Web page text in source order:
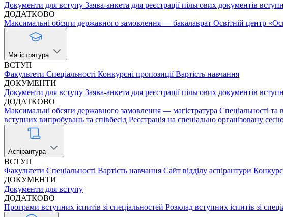
Документи для вступу Заява-анкета для реєстрації пільгових документів
ДОДАТКОВО
Максимальні обсяги державного замовлення — бакалаврат Освітній центр
Магістратура
ВСТУП
Факультети Спеціальності Конкурсні пропозиції Вартість навчання
ДОКУМЕНТИ
Документи для вступу Заява-анкета для реєстрації пільгових документів
ДОДАТКОВО
Максимальні обсяги державного замовлення — магістратура Спеціальності та
вступних випробувань та співбесід Реєстрація на спеціально організовану
Аспірантура
ВСТУП
Факультети Спеціальності Вартість навчання Сайт відділу аспірантури
ДОКУМЕНТИ
Документи для вступу
ДОДАТКОВО
Програми вступних іспитів зі спеціальностей Розклад вступних іспитів зі